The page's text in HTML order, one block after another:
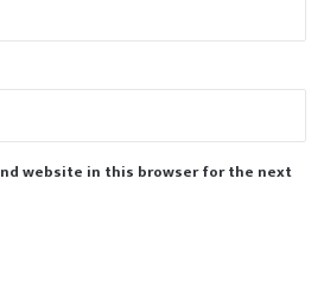
website in this browser for the next